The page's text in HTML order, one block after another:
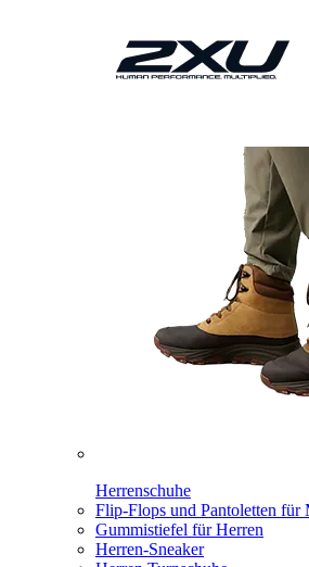
Herrenschuhe
Flip-Flops und Pantoletten für
Gummistiefel für Herren
Herren-Sneaker